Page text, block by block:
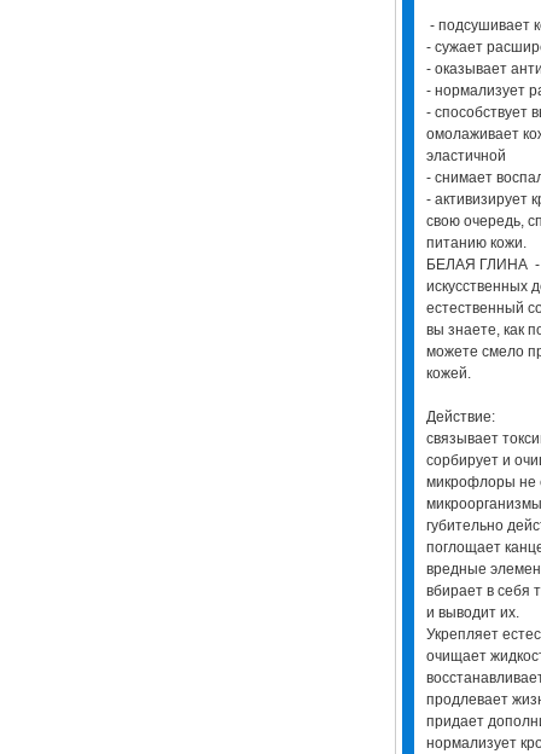
- подсушивает
- сужает
- оказывает
- нормализует
- способствует
омолаживает
эластичной
- снимает
- активизирует
свою очередь,
питанию кожи.
БЕЛАЯ ГЛИНА -
искусственных
естественный
вы знаете, как
можете смело
кожей.
Действие:
связывает
сорбирует и
микрофлоры не
губительно
поглощает
вредные
вбирает в себя
и выводит их.
Укрепляет
очищает
продлевает
придает
нормализует